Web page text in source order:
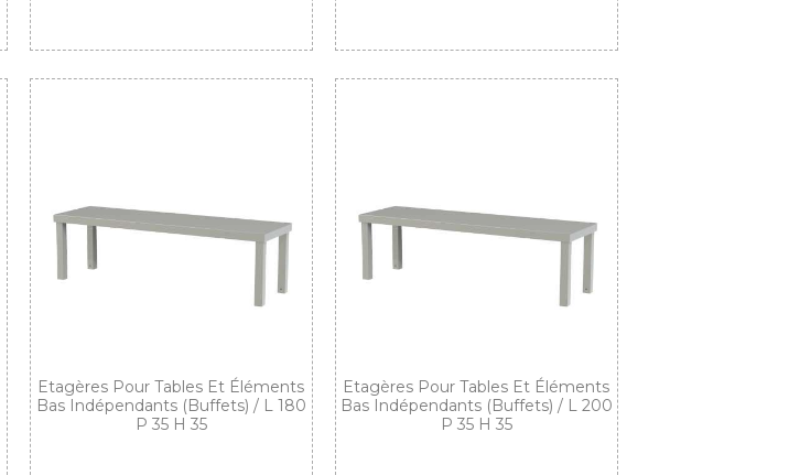
Etagères Pour Tables Et Éléments
Bas Indépendants (buffets) / L 180
P 35 H 35
Etagères Pour Tables Et Éléments
Bas Indépendants (buffets) / L 200
P 35 H 35